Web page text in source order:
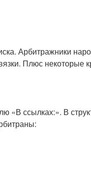
Арбитражники
Плюс некоторые
«В ссылках:». В